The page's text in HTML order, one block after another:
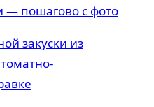
— пошагово с фото